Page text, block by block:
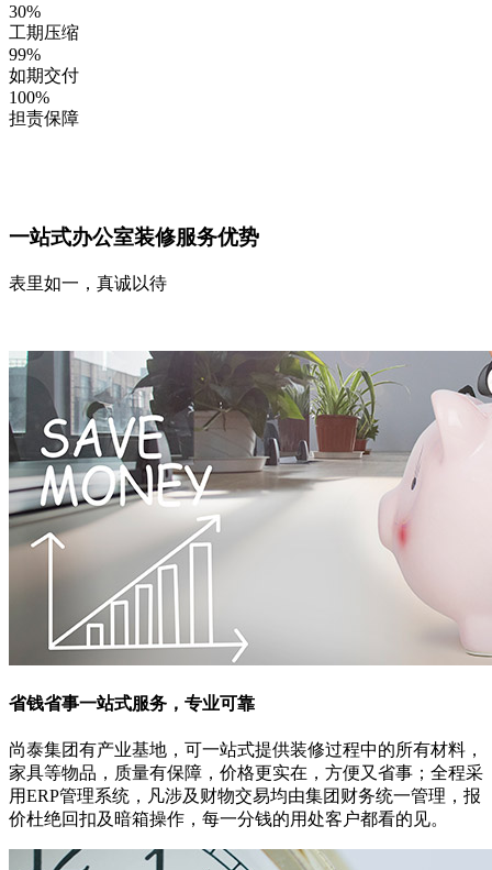
30%
工期压缩
99%
如期交付
100%
担责保障
一站式办公室装修服务优势
表里如一，真诚以待
省钱省事一站式服务，专业可靠
尚泰集团有产业基地，可一站式提供装修过程中的所有材料，
家具等物品，质量有保障，价格更实在，方便又省事；全程采
用ERP管理系统，凡涉及财物交易均由集团财务统一管理，报
价杜绝回扣及暗箱操作，每一分钱的用处客户都看的见。